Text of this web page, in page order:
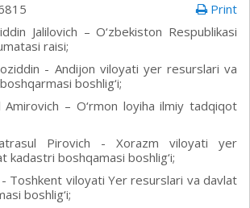
Print
Jalilovich – O‘zbekiston Respublikasi
raisi;
- Andijon viloyati yer resurslari va
boshlig‘i;
Amirovich – O‘rmon loyiha ilmiy tadqiqot
Pirovich - Xorazm viloyati yer
kadastri boshqamasi boshlig‘i;
Toshkent viloyati Yer resurslari va davlat
boshlig‘i;